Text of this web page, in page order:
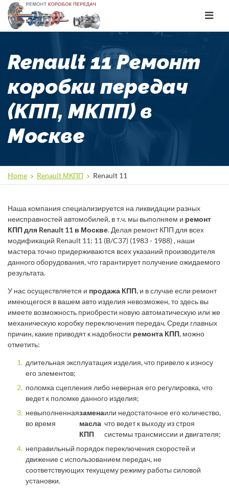
Toggle
Renault 11 Ремонт
коробки передач
(КПП, МКПП) в
Москве
Home Renault МКПП Renault 11
Наша компания специализируется на ликвидации разных
неисправностей автомобилей, в т.ч. мы выполняем и ремонт
КПП для Renault 11 в Москве. Делая ремонт КПП для всех
модификаций Renault 11: 11 (B/C37) (1983 - 1988) , наши
мастера точно придерживаются всех указаний производителя
данного оборудования, что гарантирует получение ожидаемого
результата.
У нас осуществляется и продажа КПП, и в случае если ремонт
имеющегося в вашем авто изделия невозможен, то здесь вы
имеете возможность приобрести новую автоматическую или же
механическую коробку переключения передач. Среди главных
причин, какие приводят к надобности ремонта КПП, можно
отметить:
длительная эксплуатация изделия, что привело к износу
его элементов;
поломка сцепления либо неверная его регулировка, что
ведет к поломке данного изделия;
невыполненная
во время
замена
масла
КПП
или недостаточное его количество,
что ведет к выходу из строя
системы трансмиссии и двигателя;
неправильный порядок переключения скоростей и
движение с использованием передач, не
соответствующих текущему режиму работы силовой
установки.